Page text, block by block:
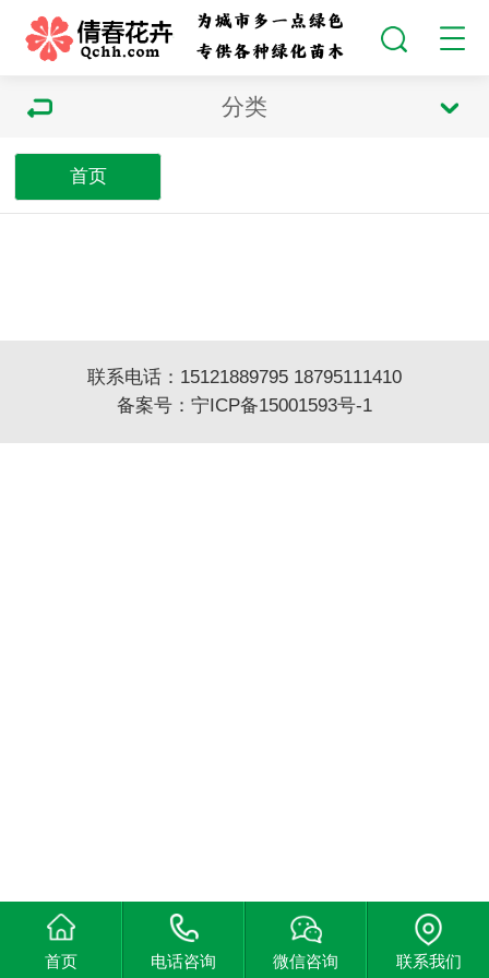
分类
首页
联系电话：15121889795 18795111410
备案号： 宁ICP备15001593号-1
首页 电话咨询 微信咨询 联系我们